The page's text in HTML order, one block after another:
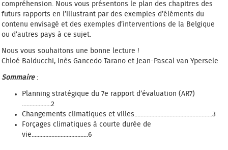
compréhension. Nous vous présentons le plan des chapitres des
futurs rapports en l’illustrant par des exemples d’éléments du
contenu envisagé et des exemples d’interventions de la Belgique
ou d’autres pays à ce sujet.
Nous vous souhaitons une bonne lecture !
Chloé Balducchi, Inès Gancedo Tarano et Jean-Pascal van Ypersele
Sommaire :
Planning stratégique du 7e rapport d’évaluation (AR7)
...................2
Changements climatiques et villes...................................................3
Forçages climatiques à courte durée de
vie.....................................6